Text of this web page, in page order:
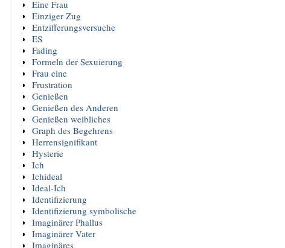
Eine Frau
Einziger Zug
Entzifferungsversuche
ES
Fading
Formeln der Sexuierung
Frau eine
Frustration
Genießen
Genießen des Anderen
Genießen weibliches
Graph des Begehrens
Herrensignifikant
Hysterie
Ich
Ichideal
Ideal-Ich
Identifizierung
Identifizierung symbolische
Imaginärer Phallus
Imaginärer Vater
Imaginäres